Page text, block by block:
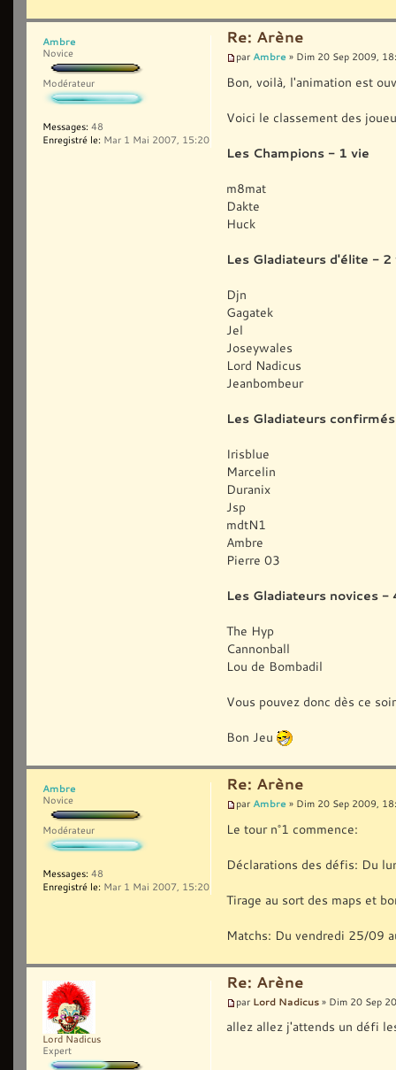
Re: Arène
par Ambre » Dim 20 Sep 2009,
Bon, voilà, l'animation est
Voici le classement des
Les Champions - 1 vie
m8mat
Dakte
Huck
Les Gladiateurs d'élite - 2
Djn
Gagatek
Jel
Joseywales
Lord Nadicus
Jeanbombeur
Les Gladiateurs
Irisblue
Marcelin
Duranix
Jsp
mdtN1
Ambre
Pierre 03
Les Gladiateurs novices -
The Hyp
Cannonball
Lou de Bombadil
Vous pouvez donc dès ce
Bon Jeu
Ambre
Novice
Modérateur
Messages: 48
Enregistré le: Mar 1 Mai 2007, 15:20
Re: Arène
par Ambre » Dim 20 Sep 2009,
Le tour n°1 commence:
Déclarations des défis: Du
Tirage au sort des maps et
Matchs: Du vendredi 25/09
Ambre
Novice
Modérateur
Messages: 48
Enregistré le: Mar 1 Mai 2007, 15:20
Re: Arène
par Lord Nadicus » Dim 20 Sep
allez allez j'attends un défi
Lord Nadicus
Expert